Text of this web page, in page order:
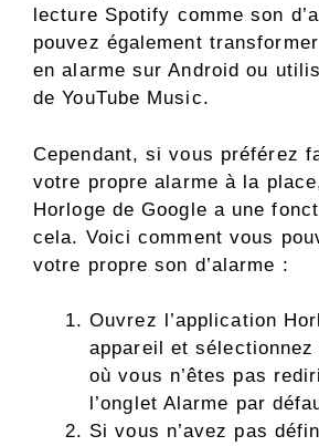
lecture Spotify comme son
pouvez également
en alarme sur Android ou
de YouTube Music.
Cependant, si vous préférez
votre propre alarme à la
Horloge de Google a une
cela. Voici comment vous
votre propre son d’alarme :
Ouvrez l’application
appareil et
où vous n’êtes pas
l’onglet Alarme par
Si vous n’avez pas